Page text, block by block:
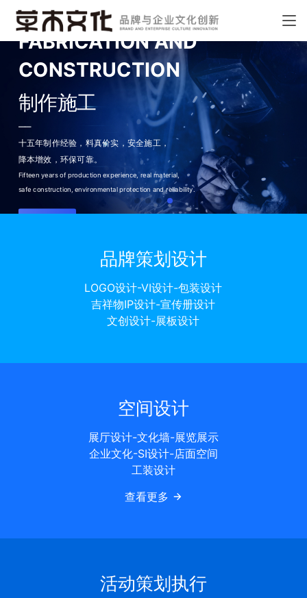
FABRICATION AND
CONSTRUCTION
制作施工
——
十五年制作经验，料真价实， 安全施工，
降本增效，环保可靠。
Fifteen years of production experience, real material,
safe construction, environmental protection and reliability.
品牌策划设计
LOGO设计-VI设计-包装设计
吉祥物IP设计-宣传册设计
文创设计-展板设计
空间设计
展厅设计-文化墙-展览展示
企业文化-SI设计-店面空间
工装设计
查看更多
活动策划执行